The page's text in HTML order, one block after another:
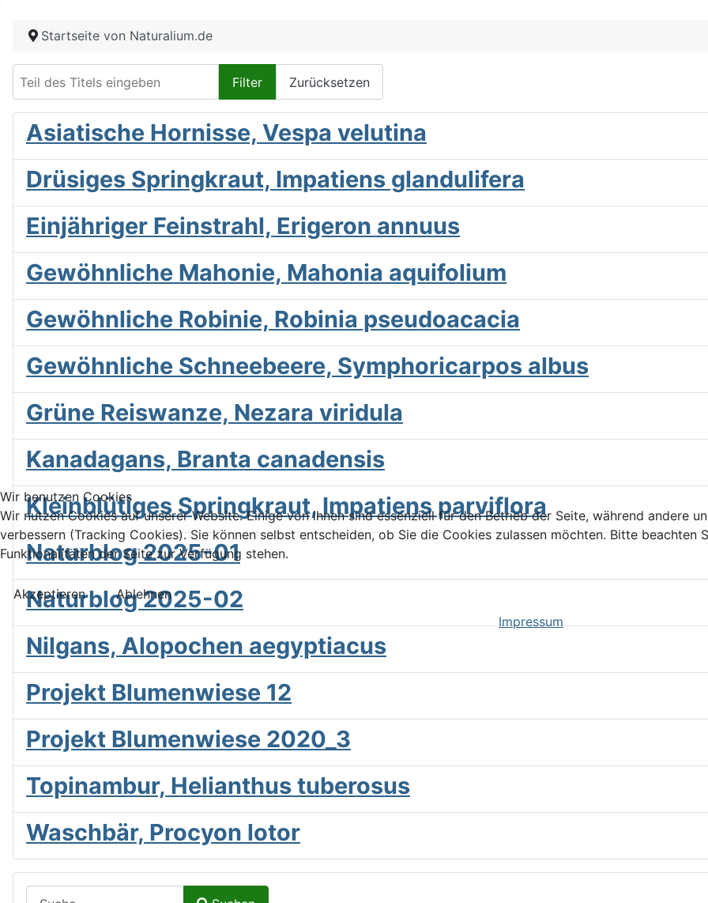
Startseite von Naturalium.de
Filter Zurücksetzen
Asiatische Hornisse, Vespa velutina
Drüsiges Springkraut, Impatiens glandulifera
Einjähriger Feinstrahl, Erigeron annuus
Gewöhnliche Mahonie, Mahonia aquifolium
Gewöhnliche Robinie, Robinia pseudoacacia
Gewöhnliche Schneebeere, Symphoricarpos albus
Grüne Reiswanze, Nezara viridula
Kanadagans, Branta canadensis
Kleinblütiges Springkraut, Impatiens parviflora
Naturblog 2025-01
Naturblog 2025-02
Nilgans, Alopochen aegyptiacus
Projekt Blumenwiese 12
Projekt Blumenwiese 2020_3
Topinambur, Helianthus tuberosus
Waschbär, Procyon lotor
Wir benutzen Cookies
Wir nutzen Cookies auf unserer Website. Einige von ihnen sind essenziell für den Betrieb der Seite, während andere
verbessern (Tracking Cookies). Sie können selbst entscheiden, ob Sie die Cookies zulassen möchten. Bitte
Funktionalitäten der Seite zur Verfügung stehen.
Akzeptieren
Ablehnen
Impressum